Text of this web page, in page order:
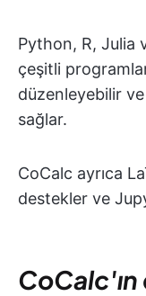
Python, R, Julia
çeşitli
düzenleyebilir
sağlar.
CoCalc ayrıca
destekler ve
CoCalc'ın